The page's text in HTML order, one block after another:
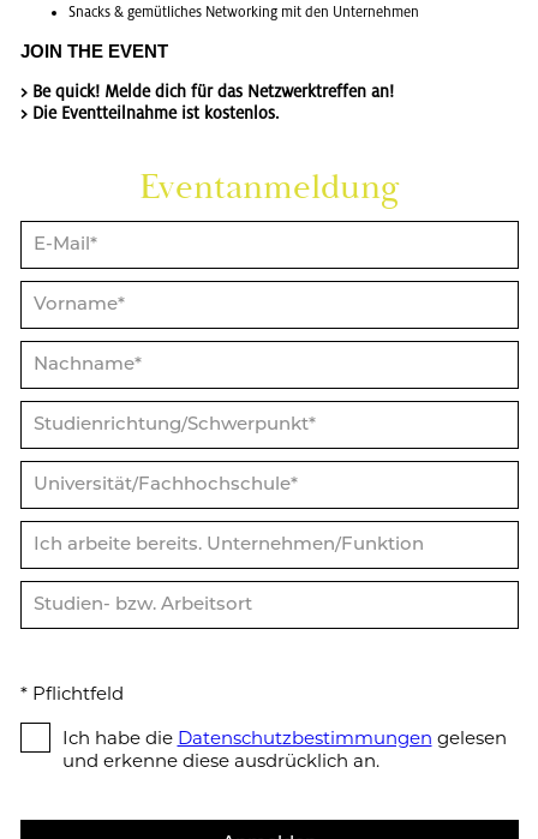
Snacks & ge­müt­li­ches Net­wor­king mit den Un­ter­neh­men
JOIN THE EVENT
> Be quick! Melde dich für das Netz­werk­tref­fen an!
> Die Event­teil­nah­me ist kos­ten­los.
Event­an­mel­dung
* Pflicht­feld
Ich habe die Da­ten­schutz­be­stim­mun­gen gelesen
und erkenne diese ausdrücklich an.